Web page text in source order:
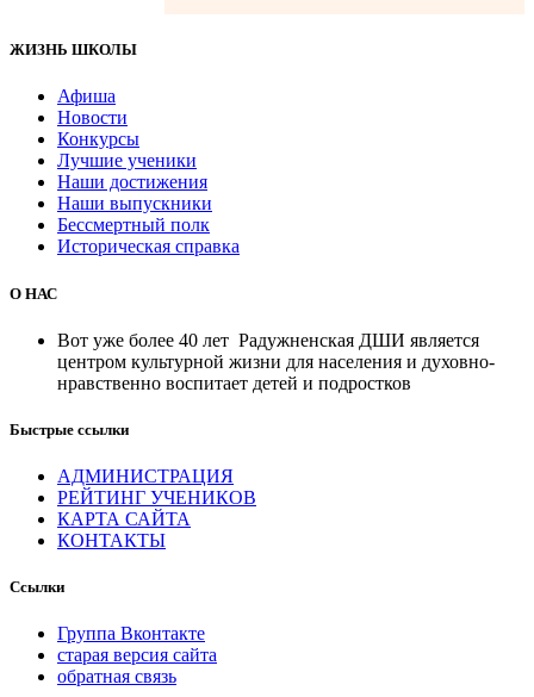
ЖИЗНЬ ШКОЛЫ
Афиша
Новости
Конкурсы
Лучшие ученики
Наши достижения
Наши выпускники
Бессмертный полк
Историческая справка
О НАС
Вот уже более 40 лет Радужненская ДШИ является
центром культурной жизни для населения и духовно-
нравственно воспитает детей и подростков
Быстрые ссылки
АДМИНИСТРАЦИЯ
РЕЙТИНГ УЧЕНИКОВ
КАРТА САЙТА
КОНТАКТЫ
Ссылки
Группа Вконтакте
старая версия сайта
обратная связь